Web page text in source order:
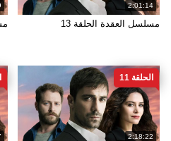
2:01:14
مسلسل العقدة الحلقة 13
2:18:22
الحلقة 11